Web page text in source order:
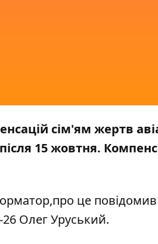
сім'ям жертв
15 жовтня.
про це повідомив
Олег Уруський.